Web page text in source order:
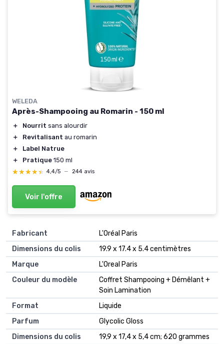
WELEDA
Après-Shampooing au Romarin - 150 ml
＋ Nourrit sans alourdir
＋
Revitalisant au romarin
＋
Label Natrue
＋
Pratique 150 ml
★★★★★
★★★★★ 4,4/5 — 244 avis
Voir l'offre
Fabricant
‎L'Oréal Paris
Dimensions du colis
‎19.9 x 17.4 x 5.4 centimètres
Marque
‎L'Oreal Paris
Couleur du modèle
‎Coffret Shampooing + Démêlant +
Soin Lamination
Format
‎Liquide
Parfum
‎Glycolic Gloss
Dimensions du colis
‎19,9 x 17,4 x 5,4 cm; 620 grammes